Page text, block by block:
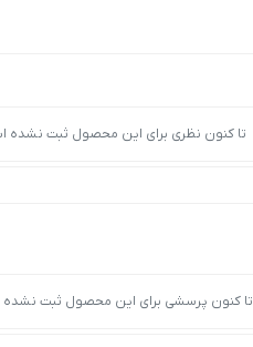
تا کنون نظری برای این محصول ثبت نشده
تا کنون پرسشی برای این محصول ثبت